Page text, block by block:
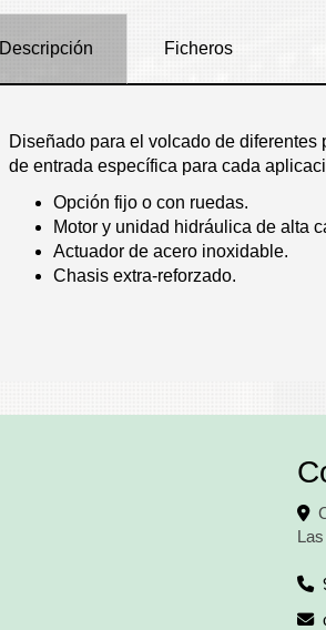
Descripción Ficheros
Diseñado para el volcado de
de entrada específica para cada
Opción fijo o con ruedas.
Motor y unidad hidráulica de alta
Actuador de acero inoxidable.
Chasis extra-reforzado.